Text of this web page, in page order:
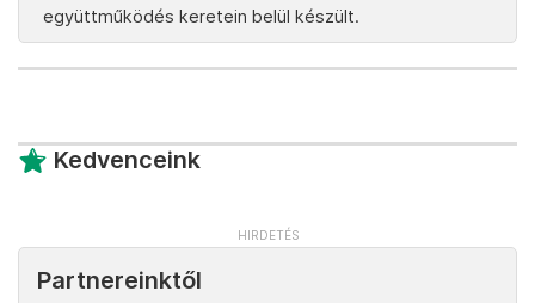
együttműködés keretein belül készült.
Kedvenceink
Partnereinktől